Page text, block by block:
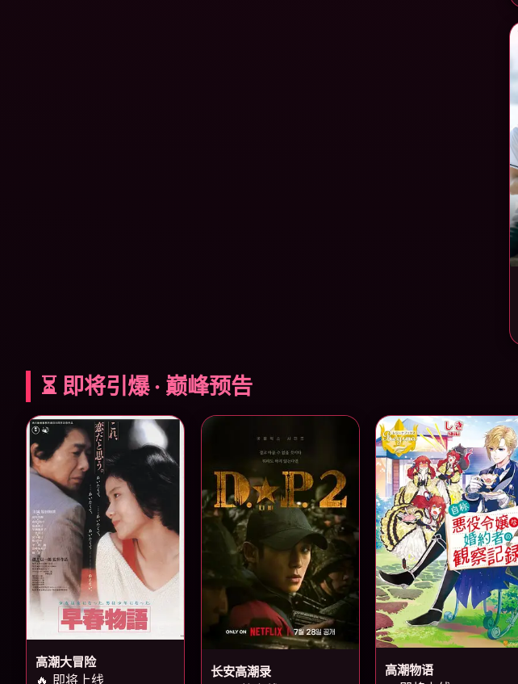
⏳ 即将引爆 · 巅峰预告
高潮大冒险
🔥 即将上线
长安高潮录 高潮物语